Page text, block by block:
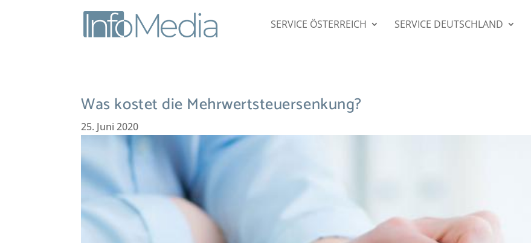
SERVICE ÖSTERREICH SERVICE DEUTSCHLAND
Was kostet die Mehrwertsteuersenkung?
25. Juni 2020